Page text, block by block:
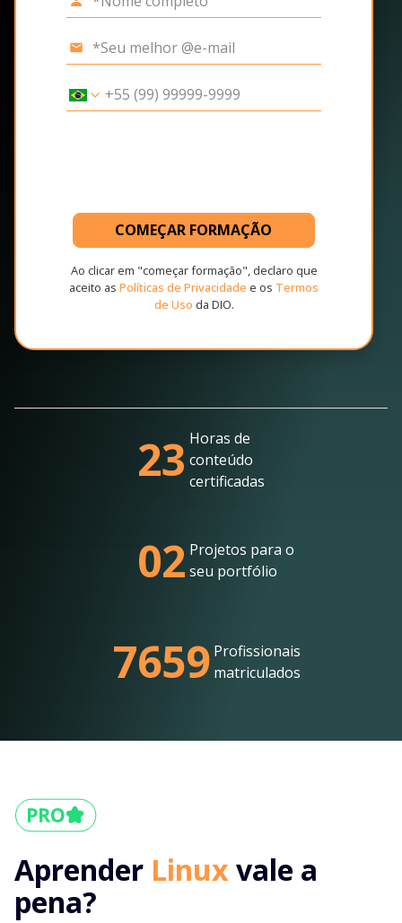
COMEÇAR FORMAÇÃO
Ao clicar em "começar formação", declaro que
aceito as Políticas de Privacidade e os Termos
de Uso da DIO.
23 Horas de
conteúdo
certificadas
02 Projetos para o
seu portfólio
7659 Profissionais
matriculados
Aprender Linux vale a
pena?